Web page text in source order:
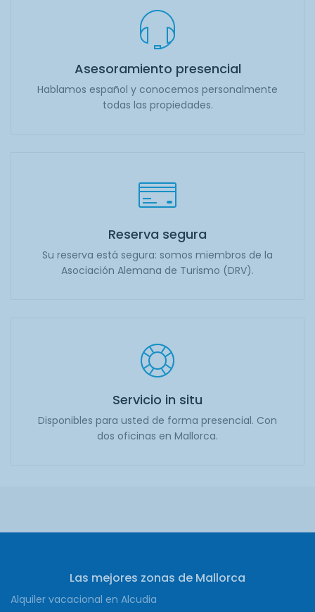
Asesoramiento presencial
Hablamos español y conocemos personalmente
todas las propiedades.
Reserva segura
Su reserva está segura: somos miembros de la
Asociación Alemana de Turismo (DRV).
Servicio in situ
Disponibles para usted de forma presencial. Con
dos oficinas en Mallorca.
Las mejores zonas de Mallorca
Alquiler vacacional en Alcudia